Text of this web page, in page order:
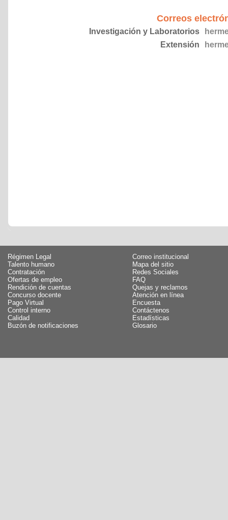
Correos
Investigación y Laboratorios
Extensión
Régimen Legal
Talento humano
Contratación
Ofertas de empleo
Rendición de cuentas
Concurso docente
Pago Virtual
Control interno
Calidad
Buzón de notificaciones
Correo institucional
Mapa del sitio
Redes Sociales
FAQ
Quejas y reclamos
Atención en línea
Encuesta
Contáctenos
Estadísticas
Glosario